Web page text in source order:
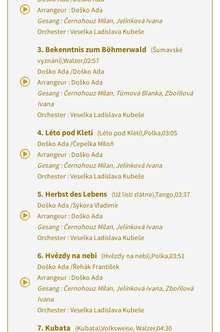
Arrangeur : Doško Ada
Gesang : Černohouz Milan, Jelínková Ivana
Orchester : Veselka Ladislava Kubeše
3. Bekenntnis zum Böhmerwald (Šumavské
vyznání),Walzer,02:57
Doško Ada /Doško Ada
Arrangeur : Doško Ada
Gesang : Černohouz Milan, Tůmová Blanka, Zbořilová
Ivana
Orchester : Veselka Ladislava Kubeše
4. Léto pod Kletí (Léto pod Kletí),Polka,03:05
Doško Ada /Čepelka Miloň
Arrangeur : Doško Ada
Gesang : Černohouz Milan, Jelínková Ivana
Orchester : Veselka Ladislava Kubeše
5. Herbst des Lebens (Už listí zlátne),Tango,03:37
Doško Ada /Sýkora Vladimír
Arrangeur : Doško Ada
Gesang : Černohouz Milan, Jelínková Ivana
Orchester : Veselka Ladislava Kubeše
6. Hvězdy na nebi (Hvězdy na nebi),Polka,03:51
Doško Ada /Řehák František
Arrangeur : Doško Ada
Gesang : Černohouz Milan, Jelínková Ivana, Zbořilová
Ivana
Orchester : Veselka Ladislava Kubeše
7. Kubata (Kubata),Volksweise, Walzer,04:30